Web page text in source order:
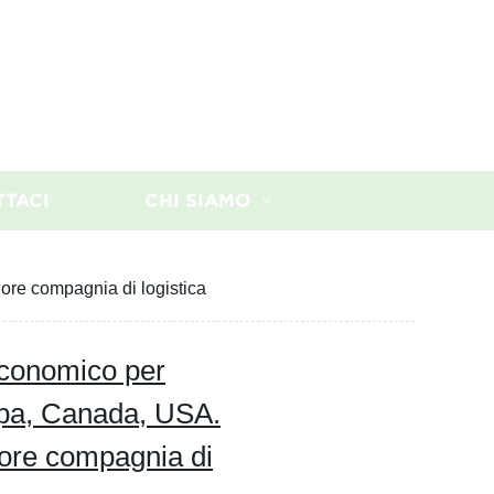
CHI SIAMO
compagnia di logistica
per
Canada, USA.
compagnia di